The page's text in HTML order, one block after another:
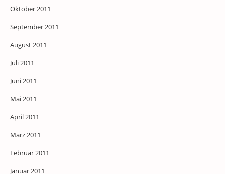
Oktober 2011
September 2011
August 2011
Juli 2011
Juni 2011
Mai 2011
April 2011
März 2011
Februar 2011
Januar 2011